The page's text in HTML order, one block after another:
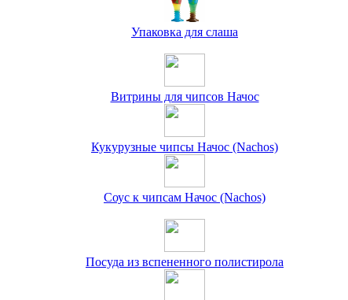
Упаковка для слаша
Витрины для чипсов Начос
Кукурузные чипсы Начос (Nachos)
Соус к чипсам Начос (Nachos)
Посуда из вспененного полистирола